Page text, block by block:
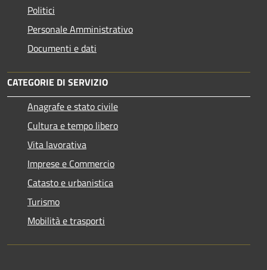
Politici
Personale Amministrativo
Documenti e dati
CATEGORIE DI SERVIZIO
Anagrafe e stato civile
Cultura e tempo libero
Vita lavorativa
Imprese e Commercio
Catasto e urbanistica
Turismo
Mobilità e trasporti